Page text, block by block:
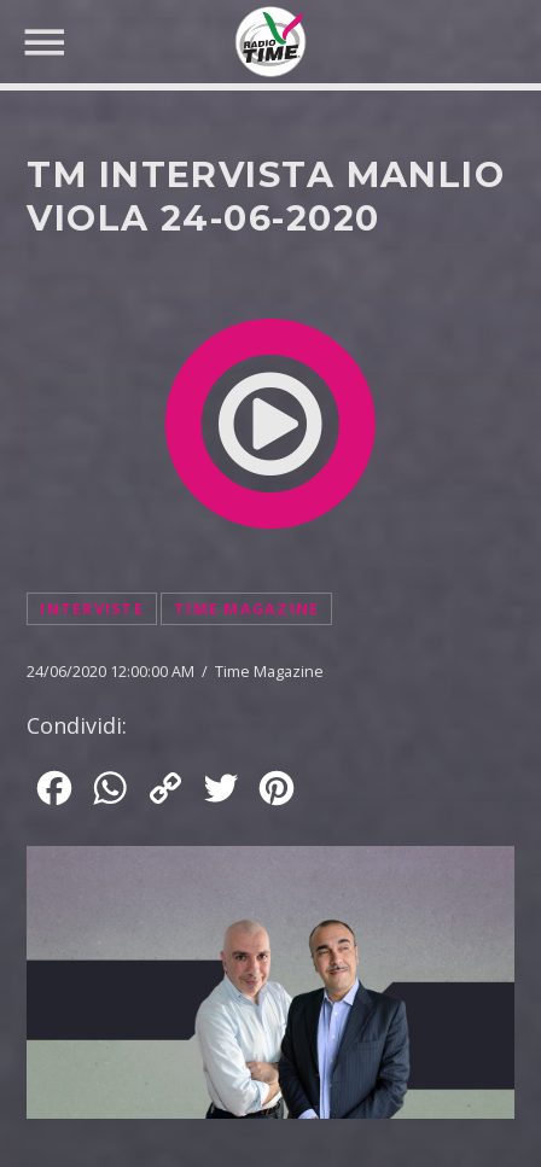
TM INTERVISTA MANLIO
VIOLA 24-06-2020
INTERVISTE TIME MAGAZINE
24/06/2020 12:00:00 AM / Time Magazine
Condividi:
FacebookWhatsApp
Copy
Twitter